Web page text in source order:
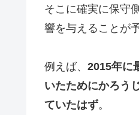
そこに確実に保守
響を与えることが
例えば、 2015年に
いたためにかろう
ていたはず。